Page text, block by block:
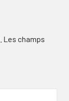
Les champs